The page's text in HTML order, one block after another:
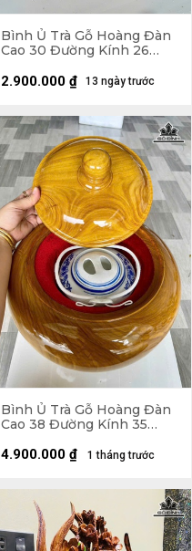
Bình Ủ Trà Gỗ Hoàng Đàn
Cao 30 Đường Kính 26
13 ngày trước
2.900.000 ₫
Bình Ủ Trà Gỗ Hoàng Đàn
Cao 38 Đường Kính 35
1 tháng trước
4.900.000 ₫